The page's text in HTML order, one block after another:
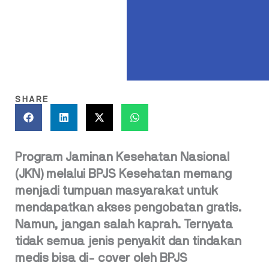
SHARE
Program Jaminan Kesehatan Nasional
(JKN) melalui BPJS Kesehatan memang
menjadi tumpuan masyarakat untuk
mendapatkan akses pengobatan gratis.
Namun, jangan salah kaprah. Ternyata
tidak semua jenis penyakit dan tindakan
medis bisa di- cover oleh BPJS